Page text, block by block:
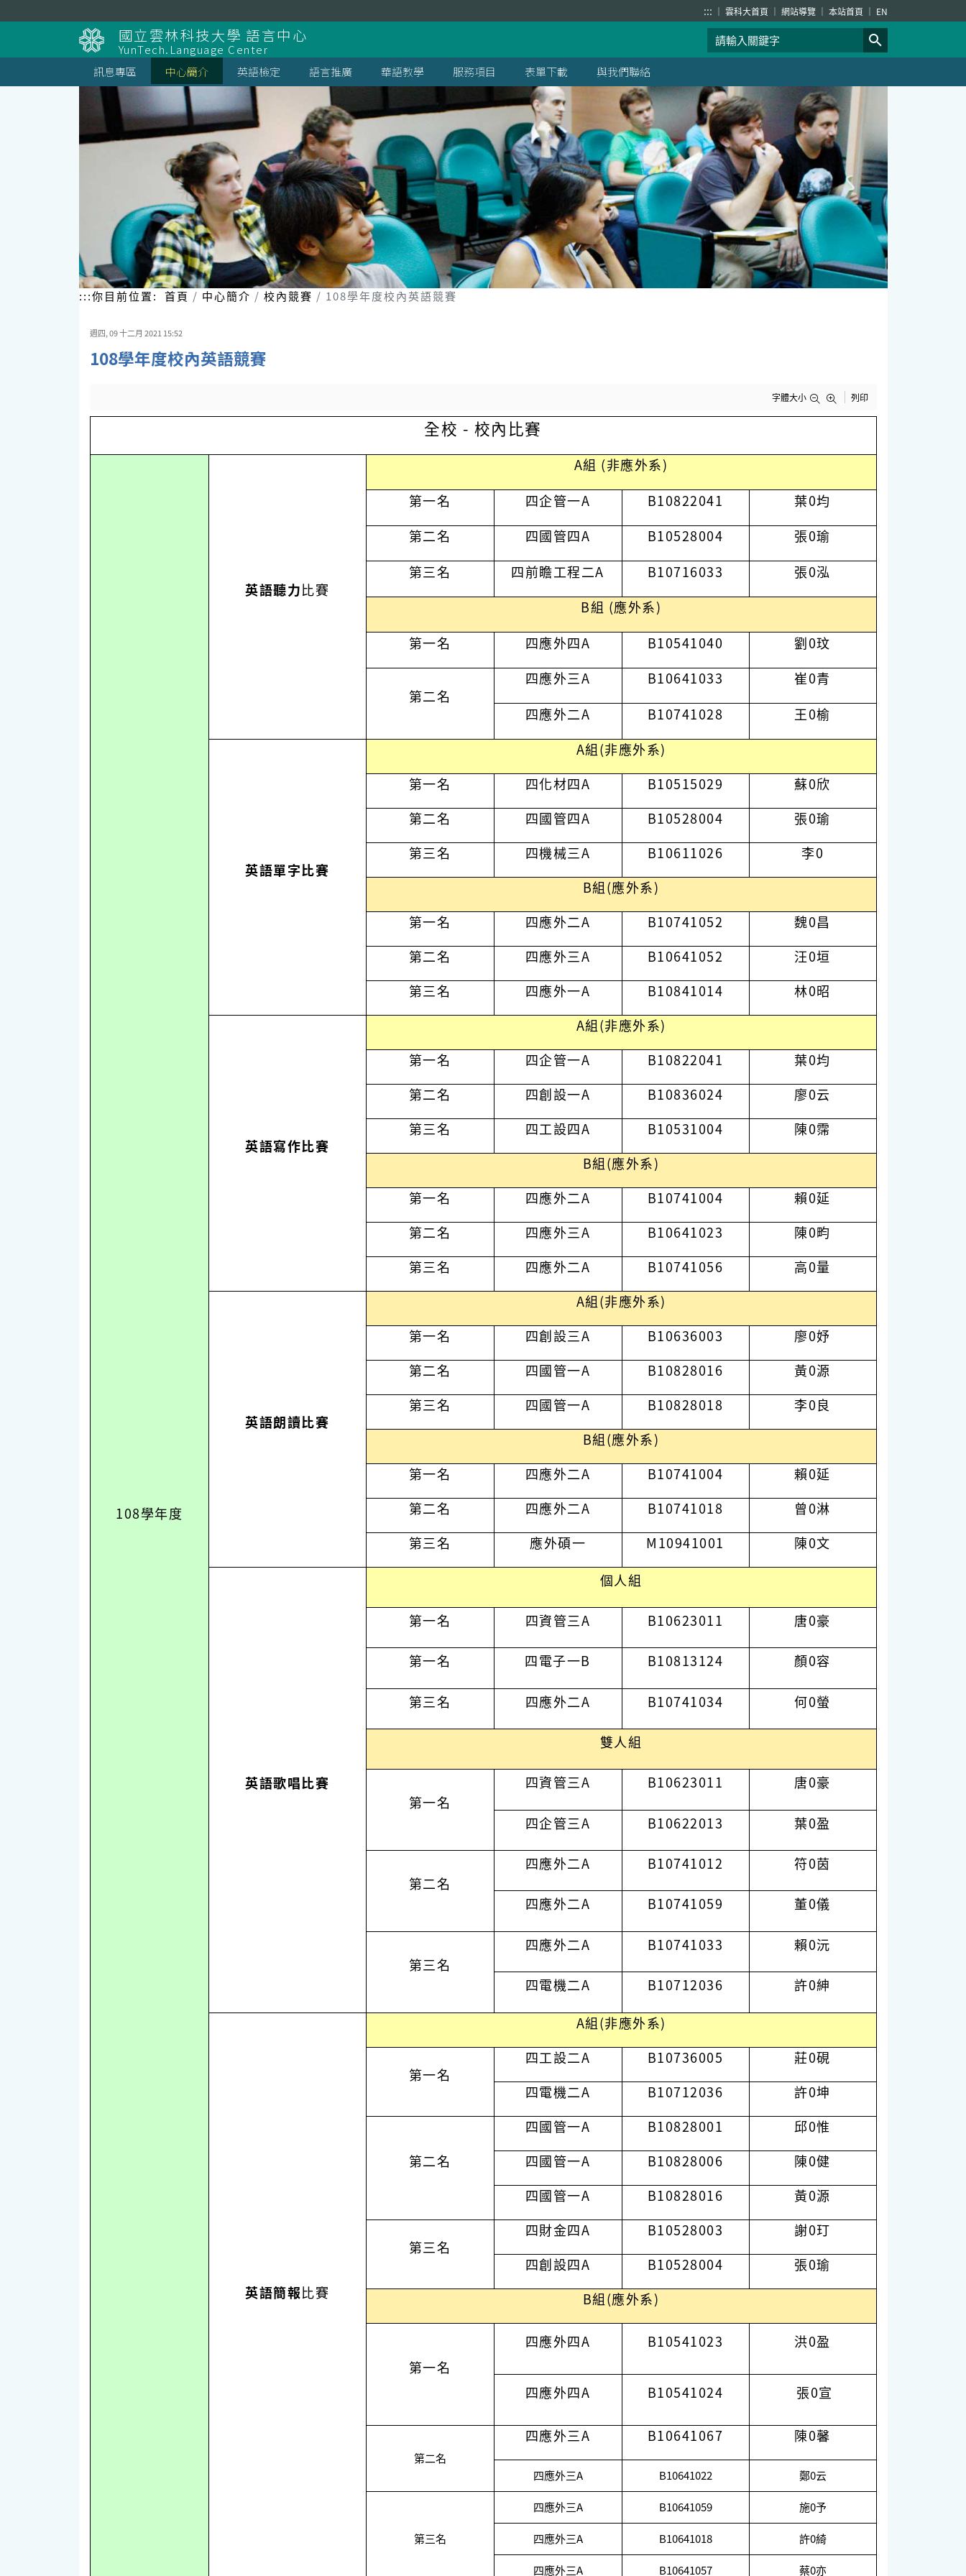
到
::: 雲科大首頁 網站導覽 本站首頁 EN
國立雲林科技大學 語言中心
YunTech.Language Center
訊息專區
中心簡介 英語檢定 語言推廣 華語教學 服務項目 表單下載 與我們聯絡
:::你目前位置: 首頁 中心簡介 校內競賽 108學年度校內英語競賽
週四, 09 十二月 2021 15:52
108學年度校內英語競賽
字體大小 列印
全校 - 校內比賽
108學年度
英語聽力比賽
A組 (非應外系)
第一名
四企管一A B10822041
葉0均
第二名
四國管四A B10528004
張0瑜
第三名
四前瞻工程二A B10716033
張0泓
B組 (應外系)
第一名
四應外四A B10541040 劉0玟
第二名
四應外三A B10641033
崔0青
四應外二A B10741028 王0榆
英語單字比賽
A組(非應外系)
第一名
四化材四A B10515029
蘇0欣
第二名
四國管四A B10528004
張0瑜
第三名
四機械三A B10611026
李0
B組(應外系)
第一名
四應外二A B10741052
魏0昌
第二名
四應外三A B10641052
汪0垣
第三名
四應外一A B10841014 林0昭
英語寫作比賽
A組(非應外系)
第一名
四企管一A B10822041
葉0均
第二名
四創設一A B10836024
廖0云
第三名
四工設四A B10531004
陳0霈
B組(應外系)
第一名
四應外二A B10741004
賴0延
第二名
四應外三A B10641023
陳0畇
第三名
四應外二A B10741056 高0量
英語朗讀比賽
A組(非應外系)
第一名
四創設三A B10636003
廖0妤
第二名 四國管一A B10828016
黃0源
第三名
四國管一A B10828018
李0良
B組(應外系)
第一名
四應外二A B10741004
賴0延
第二名
四應外二A B10741018
曾0淋
第三名
應外碩一 M10941001 陳0文
英語歌唱比賽
個人組
第一名 四資管三A B10623011 唐0豪
第一名 四電子一B B10813124 顏0容
第三名 四應外二A B10741034 何0螢
雙人組
第一名
四資管三A B10623011 唐0豪
四企管三A B10622013 葉0盈
第二名
四應外二A B10741012 符0茵
四應外二A B10741059 董0儀
第三名
四應外二A B10741033 賴0沅
四電機二A B10712036 許0紳
英語簡報比賽
A組(非應外系)
第一名
四工設二A B10736005
莊0硯
四電機二A B10712036 許0坤
第二名
四國管一A B10828001
邱0惟
四國管一A B10828006
陳0健
四國管一A B10828016 黃0源
第三名
四財金四A B10528003
謝0玎
四創設四A B10528004
張0瑜
B組(應外系)
第一名
四應外四A B10541023 洪0盈
四應外四A B10541024 張0宣
第二名
四應外三A B10641067 陳0馨
四應外三A B10641022 鄭0云
第三名
四應外三A B10641059 施0予
四應外三A B10641018 許0綺
四應外三A B10641057 蔡0亦